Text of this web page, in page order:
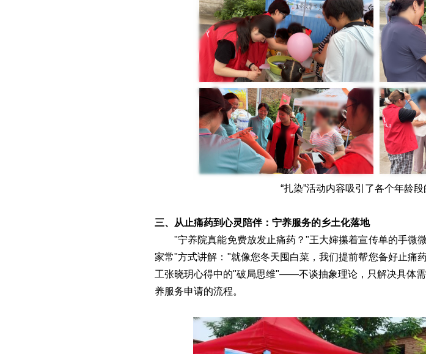
“扎染”活动内容吸引了各个年龄
三、从止痛药到心灵陪伴：宁养服务的乡土化落地
"宁养院真能免费放发止痛药？"王大婶攥着宣传单的手微
家常"方式讲解："就像您冬天囤白菜，我们提前帮您备好止痛
工张晓玥心得中的"破局思维"——不谈抽象理论，只解决具体
养服务申请的流程。